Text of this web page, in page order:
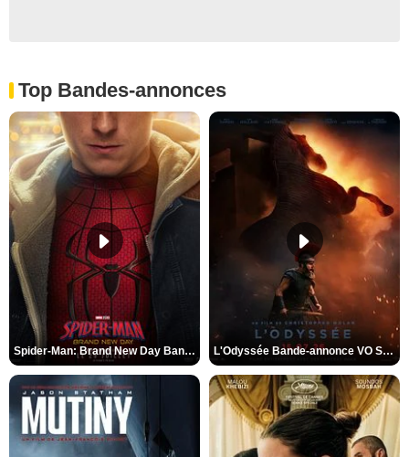
Top Bandes-annonces
Spider-Man: Brand New Day Bande-annonce VO STFR L'Odyssée Bande-annonce VO STFR